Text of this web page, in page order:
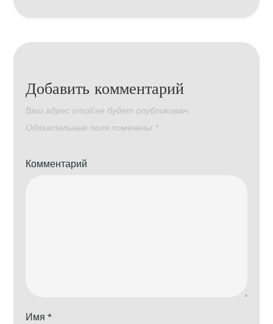
Добавить комментарий
Ваш адрес email не будет опубликован.
Обязательные поля помечены *
Комментарий
Имя*